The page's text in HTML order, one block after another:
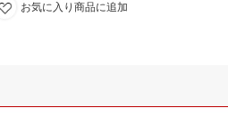
お気に入り商品に追加